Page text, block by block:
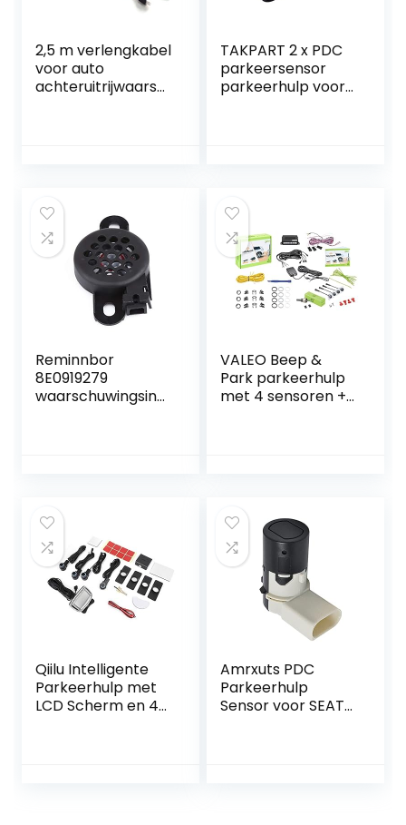
2,5 m verlengkabel
voor auto
achteruitrijwaarsc
sensoren achter
TAKPART 2 x PDC
parkeersensor
parkeerhulp voor
Reminnbor
8E0919279
waarschuwingsindi
VALEO Beep &
Park parkeerhulp
met 4 sensoren +
Qiilu Intelligente
Parkeerhulp met
LCD Scherm en 4
Amrxuts PDC
Parkeerhulp
Sensor voor SEAT